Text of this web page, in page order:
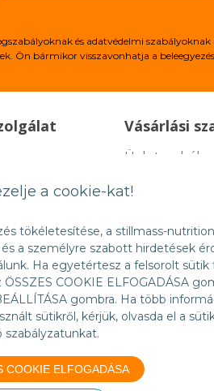
a cookie-kat!
tökéletesítése, a stillmass-
a személyre szabott hirdetések
Ha egyetértesz a felsorolt sütik
COOKIE ELFOGADÁSA
gombra. Ha több
sütikről, kérjük, olvasda el a
szabályzatunkat.
COOKIE ELFOGADÁSA
és adatvédelmi
Ön bármikor visszavonhatja a
nutrition.hu
Vásárlási
Reklamációs
Fizetési és
Kapcsolat